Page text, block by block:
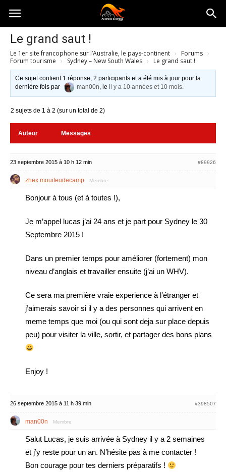
Australia-
australie.com
Le grand saut !
Le 1er site francophone sur l’Australie, le pays-continent › Forums ›
Forum tourisme › Sydney – New South Wales › Le grand saut !
Ce sujet contient 1 réponse, 2 participants et a été mis à jour pour la
dernière fois par
man00n, leil y a 10 années et 10 mois.
2 sujets de 1 à 2 (sur un total de 2)
Auteur Messages
23 septembre 2015 à 10 h 12 min #89926
zhex mouifeudecamp Membre
Bonjour à tous (et à toutes !),
Je m’appel lucas j’ai 24 ans et je part pour Sydney le 30
Septembre 2015 !
Dans un premier temps pour améliorer (fortement) mon
niveau d’anglais et travailler ensuite (j’ai un WHV).
Ce sera ma première vraie experience à l’étranger et
j’aimerais savoir si il y a des personnes qui arrivent en
meme temps que moi (ou qui sont deja sur place depuis
peu) pour visiter la ville, sortir, et partager des bons plans
Enjoy !
26 septembre 2015 à 11 h 39 min #398507
man00n Membre
Salut Lucas, je suis arrivée à Sydney il y a 2 semaines
et j’y reste pour un an. N’hésite pas à me contacter !
Bon courage pour tes derniers préparatifs !